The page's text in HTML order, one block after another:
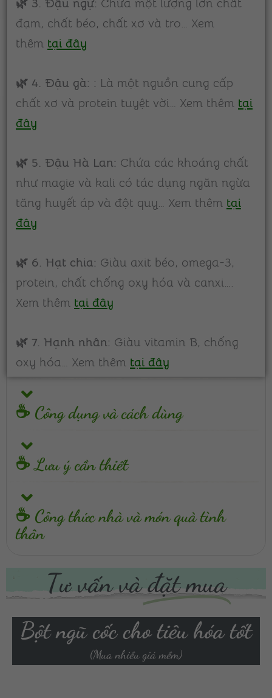
🌿 3. Đậu ngự: Chứa một lượng lớn chất
đạm, chất béo, chất xơ và tro… Xem
thêm tại đây
🌿 4. Đậu gà: : Là một nguồn cung cấp
chất xơ và protein tuyệt vời… Xem thêm tại
đây
🌿 5. Đậu Hà Lan: Chứa các khoáng chất
như magie và kali có tác dụng ngăn ngừa
tăng huyết áp và đột quỵ… Xem thêm tại
đây
🌿 6. Hạt chia: Giàu axit béo, omega-3,
protein, chất chống oxy hóa và canxi….
Xem thêm tại đây
🌿 7. Hạnh nhân: Giàu vitamin B, chống
oxy hóa… Xem thêm tại đây
☕ Công dụng và cách dùng
☕ Lưu ý cần thiết
☕ Công thức nhà và món quà tình
thân
Tư vấn vàđặt mua
Bột ngũ cốc cho tiêu hóa tốt
(Mua nhiều giá mềm)